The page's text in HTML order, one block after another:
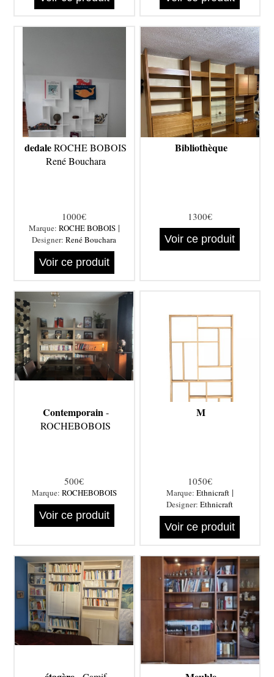
dedaleROCHE BOBOIS
René Bouchara
1000€
Marque: ROCHE BOBOIS|
Designer:René Bouchara
Voir ce produit
Bibliothèque
1300€
Voir ce produit
Contemporain -
ROCHEBOBOIS
500€
Marque: ROCHEBOBOIS
Voir ce produit
M
1050€
Marque: Ethnicraft|
Designer:Ethnicraft
Voir ce produit